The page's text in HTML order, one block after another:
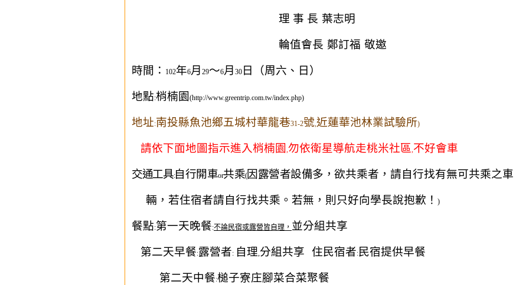
理 事 長 葉志明
輪值會長 鄭訂福 敬邀
時間： 102年6月 29～6月 30 日（周六、日）
地點:梢楠園 (http://www.greentrip.com.tw/index.php)
地址:南投縣魚池鄉五城村華龍巷31-2號,近蓮華池林業試驗所)
請依下面地圖指示進入梢楠園 ,勿依衛星導航走桃米社區,不好會車
交通工具:自行開車or共乘(因露營者設備多，欲共乘者，請自行找有無可共乘之車
輛，若住宿者請自行找共乘。若無，則只好向學長說抱歉！ )
餐點:第一天晚餐:不論民宿或露營皆自理， 並分組共享
第二天早餐:露營者: 自理,分組共享 住民宿者: 民宿提供早餐
第二天中餐:槌子寮庄腳菜合菜聚餐